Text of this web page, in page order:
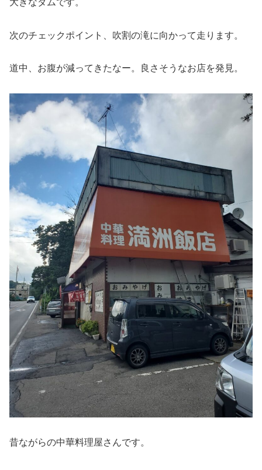
次のチェックポイント、吹割の滝に向かって走ります。
道中、お腹が減ってきたなー。良さそうなお店を発見。
昔ながらの中華料理屋さんです。